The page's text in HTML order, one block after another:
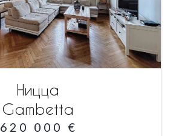
Ницца
Gambetta
620 000 €